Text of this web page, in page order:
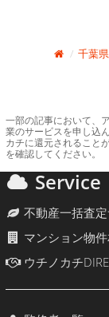
千葉県
一部の記事において、
業のサービスを申し込
カチに還元されること
を確認してください。
Service
不動産一括査
マンション物
ウチノカチ